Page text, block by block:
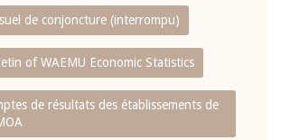
de conjoncture (interrompu)
of WAEMU Economic Statistics
de résultats des établissements de